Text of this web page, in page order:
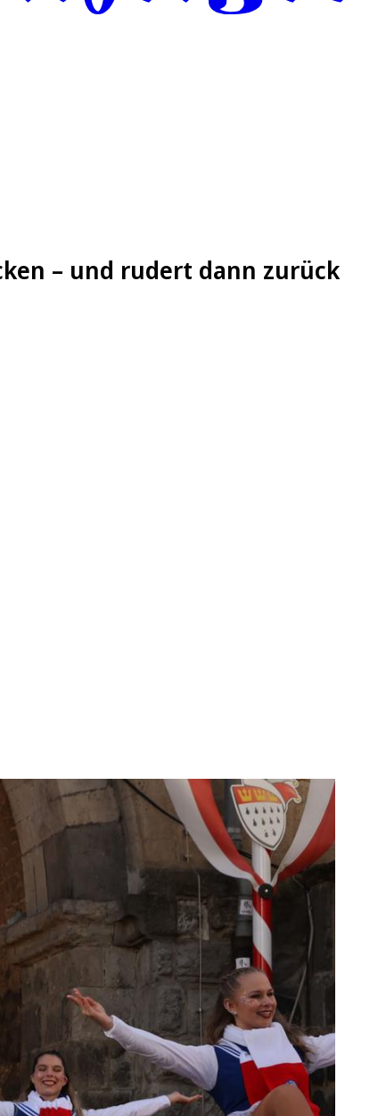
– und rudert dann zurück